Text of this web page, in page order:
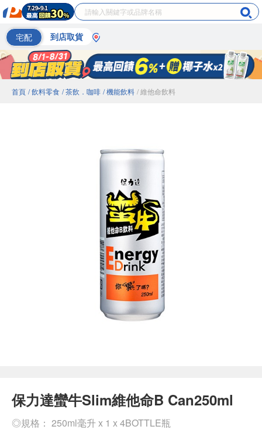
宅配 到店取貨
首頁 / 飲料零食 / 茶飲．咖啡 / 機能飲料 / 維他命飲料
保力達蠻牛Slim維他命B Can250ml
◎規格： 250ml毫升 x 1 x 4BOTTLE瓶